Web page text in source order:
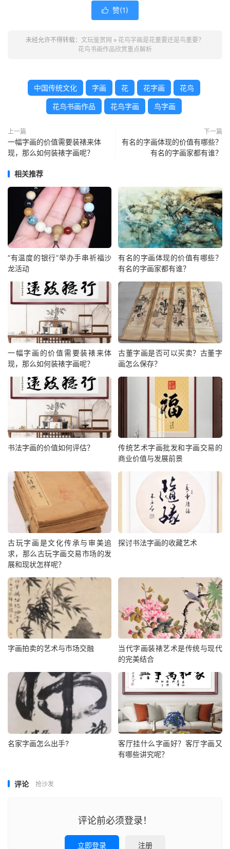
 赞(1)
未经允许不得转载： 文玩鉴赏网 » 花鸟字画是花重要还是鸟重要？
花鸟书画作品欣赏重点解析
中国传统文化 字画 花 花字画 花鸟
花鸟书画作品 花鸟字画 鸟字画
上一篇
一幅字画的价值需要装裱来体
现，那么如何装裱字画呢？
下一篇
有名的字画体现的价值有哪些？
有名的字画家都有谁？
相关推荐
“有温度的银行”举办手串祈福沙
龙活动
有名的字画体现的价值有哪些？
有名的字画家都有谁？
一幅字画的价值需要装裱来体
现，那么如何装裱字画呢？
古董字画是否可以买卖？古董字
画怎么保存？
书法字画的价值如何评估？
传统艺术字画批发和字画交易的
商业价值与发展前景
古玩字画是文化传承与审美追
求，那么古玩字画交易市场的发
展和现状怎样呢？
探讨书法字画的收藏艺术
字画拍卖的艺术与市场交融
当代字画装裱艺术是传统与现代
的完美结合
名家字画怎么出手?
客厅挂什么字画好？客厅字画又
有哪些讲究呢？
评论 抢沙发
评论前必须登录！
立即登录 注册